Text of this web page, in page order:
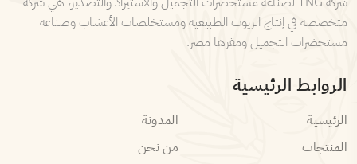
متخصصة في إنتاج الزيوت الطبيعية ومستخلصات الأعشاب وصناعة
مستحضرات التجميل ومقرها مصر.
الروابط الرئيسية
الرئيسية
المدونة
المنتجات
من نحن